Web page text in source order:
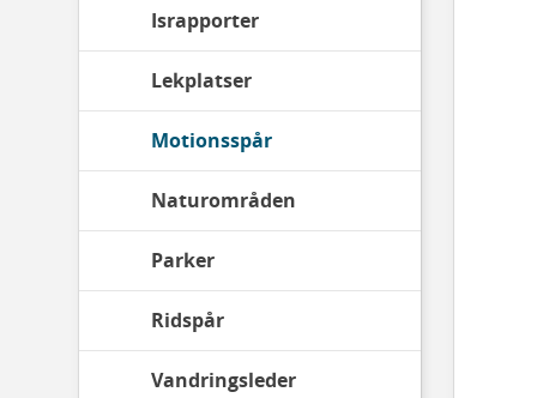
Israpporter
Lekplatser
Motionsspår
Naturområden
Parker
Ridspår
Vandringsleder